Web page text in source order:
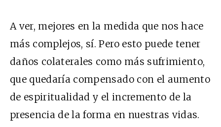
A ver, mejores en la medida que nos hace
más complejos, sí. Pero esto puede tener
daños colaterales como más sufrimiento,
que quedaría compensado con el aumento
de espiritualidad y el incremento de la
presencia de la forma en nuestras vidas.